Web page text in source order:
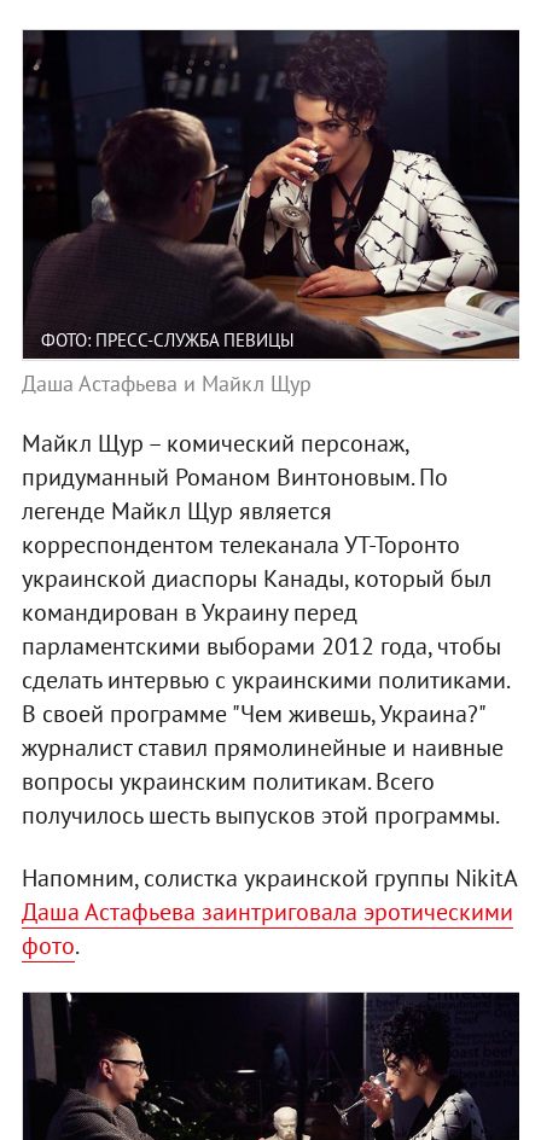
ФОТО: ПРЕСС-СЛУЖБА ПЕВИЦЫ
Даша Астафьева и Майкл Щур
Майкл Щур – комический персонаж,
придуманный Романом Винтоновым. По
легенде Майкл Щур является
корреспондентом телеканала УТ-Торонто
украинской диаспоры Канады, который был
командирован в Украину перед
парламентскими выборами 2012 года, чтобы
сделать интервью с украинскими политиками.
В своей программе "Чем живешь, Украина?"
журналист ставил прямолинейные и наивные
вопросы украинским политикам. Всего
получилось шесть выпусков этой программы.
Напомним, солистка украинской группы NikitA
Даша Астафьева заинтриговала эротическими
фото.